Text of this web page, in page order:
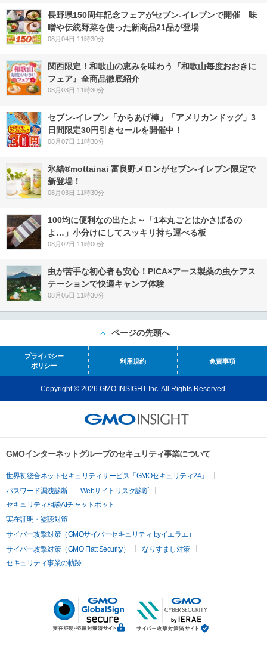
長野県150周年記念フェアがセブン-イレブンで開催 味
噌や伝統野菜を使った新商品21品が登場
08月04日 11時30分
関西限定！和歌山の恵みを味わう『和歌山毎度おおきに
フェア』全商品徹底紹介
08月03日 11時30分
セブン‐イレブン「からあげ棒」「アメリカンドッグ」3
日間限定30円引きセールを開催中！
08月07日 11時30分
氷結®mottainai 富良野メロンがセブン‐イレブン限定で
新登場！
08月03日 11時30分
100均に便利なの出たよ～「1本丸ごとはかさばるの
よ…」小分けにしてスッキリ持ち運べる板
08月02日 11時00分
虫が苦手な初心者も安心！PICA×アース製薬の虫ケアス
テーションで快適キャンプ体験
08月05日 11時30分
ページの先頭へ
プライバシー
ポリシー
利用規約 免責事項
Copyright © 2026 GMO INSIGHT Inc. All Rights Reserved.
GMOインターネットグループのセキュリティ事業について
世界初総合ネットセキュリティサービス「GMOセキュリティ24」
パスワード漏洩診断
Webサイトリスク診断
セキュリティ相談AIチャットボット
実在証明・盗聴対策
サイバー攻撃対策（GMOサイバーセキュリティ byイエラエ）
サイバー攻撃対策（GMO Flatt Security）
なりすまし対策
セキュリティ事業の軌跡